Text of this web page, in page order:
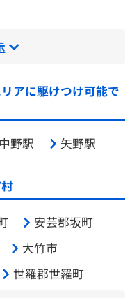
アに駆けつけ可能で
野駅 矢野駅
安芸郡坂町
大竹市
世羅郡世羅町